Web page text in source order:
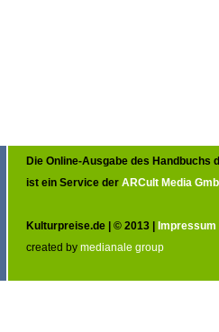
Die Online-Ausgabe des Handbuchs
ist ein Service der ARCult Media
Kulturpreise.de | © 2013 | Impressum
created by medianale group